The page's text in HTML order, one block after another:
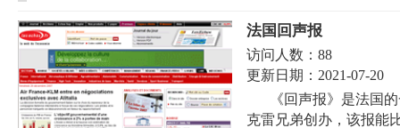
法国回声报
访问人数： 88
更新日期： 2021-07-20
《回声报》是法国
克雷兄弟创办，该报能